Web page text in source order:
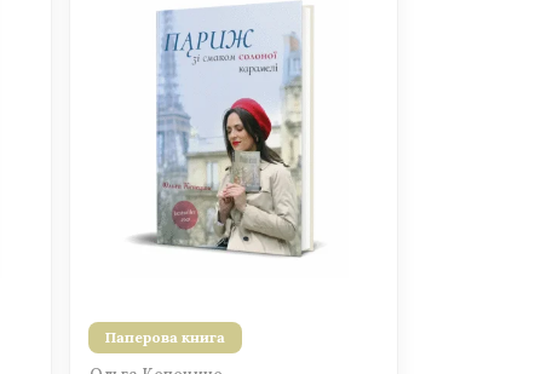
Паперова книга